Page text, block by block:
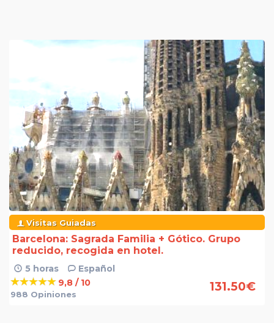
Visitas Guiadas
Barcelona: Sagrada Familia + Gótico. Grupo
reducido, recogida en hotel.
5 horas
Español
9,8 / 10
988 Opiniones
131.50€